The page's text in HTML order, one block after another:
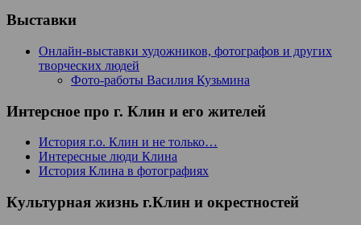
Выставки
Онлайн-выставки художников, фотографов и других
творческих людей
Фото-работы Василия Кузьмина
Интерсное про г. Клин и его жителей
История г.о. Клин и не только…
Интересные люди Клина
История Клина в фотографиях
Культурная жизнь г.Клин и окрестностей